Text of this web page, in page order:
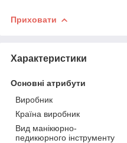
Приховати
Характеристики
Основні атрибути
Виробник
Країна виробник
Вид манікюрно-
педикюрного інструменту